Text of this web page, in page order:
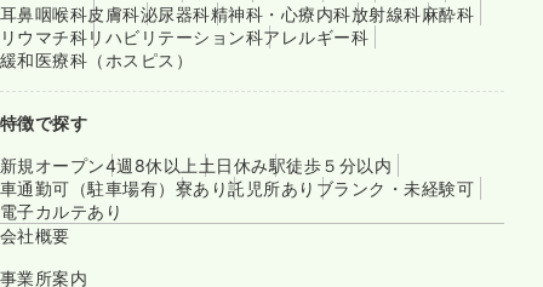
耳鼻咽喉科皮膚科泌尿器科精神科・心療内科放射線科麻酔科
リウマチ科リハビリテーション科アレルギー科
緩和医療科（ホスピス）
特徴で探す
新規オープン4週8休以上 土日休み駅徒歩５分以内
車通勤可（駐車場有） 寮あり託児所あり ブランク・未経験可
電子カルテあり
会社概要
事業所案内